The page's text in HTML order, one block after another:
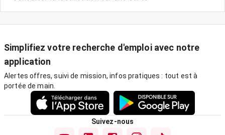
Simplifiez votre recherche d'emploi avec notre
application
Alertes offres, suivi de mission, infos pratiques : tout est à
portée de main.
Suivez-nous